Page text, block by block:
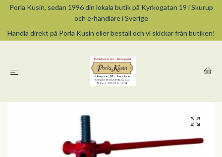
Porla Kusin, sedan 1996 din lokala butik på Kyrkogatan 19 i Skurup
och e-handlare i Sverige
Handla direkt på Porla Kusin eller beställ och vi skickar från butiken!